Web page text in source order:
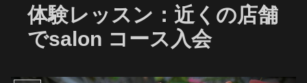
体験レッスン：近くの店舗
でsalon コース入会